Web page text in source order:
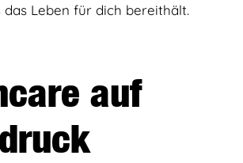
das Leben für dich bereithält.
auf